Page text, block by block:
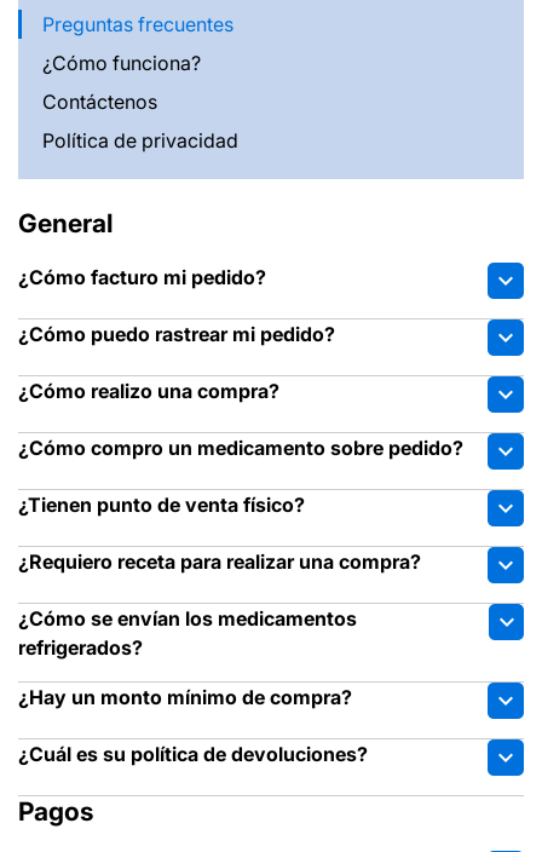
Preguntas frecuentes
¿Cómo funciona?
Contáctenos
Política de privacidad
General
¿Cómo facturo mi pedido? expand_more
¿Cómo puedo rastrear mi pedido? expand_more
¿Cómo realizo una compra? expand_more
¿Cómo compro un medicamento sobre pedido? expand_more
¿Tienen punto de venta físico? expand_more
¿Requiero receta para realizar una compra? expand_more
¿Cómo se envían los medicamentos
refrigerados?
expand_more
¿Hay un monto mínimo de compra? expand_more
¿Cuál es su política de devoluciones? expand_more
Pagos